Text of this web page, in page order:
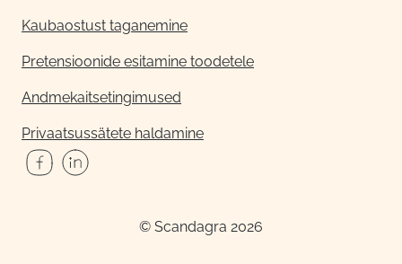
Kaubaostust taganemine
Pretensioonide esitamine toodetele
Andmekaitsetingimused
Privaatsussätete haldamine
© Scandagra 2026